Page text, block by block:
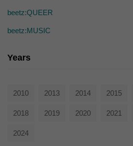
beetz:QUEER
beetz:MUSIC
Years
2010 2013 2014 2015
2018 2019 2020 2021
2024